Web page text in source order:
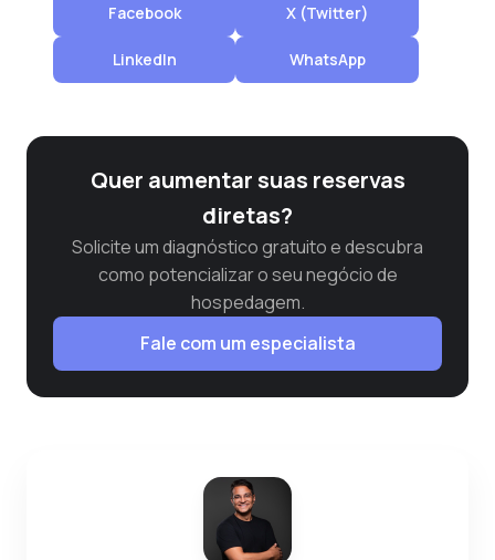
Facebook X (Twitter)
LinkedIn WhatsApp
Quer aumentar suas reservas
diretas?
Solicite um diagnóstico gratuito e descubra
como potencializar o seu negócio de
hospedagem.
Fale com um especialista